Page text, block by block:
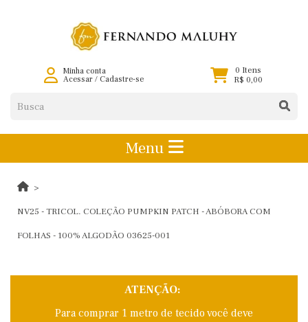
Minha conta
Acessar/ Cadastre-se
0 Itens
R$ 0,00
Menu
NV25 - TRICOL. COLEÇÃO PUMPKIN PATCH - ABÓBORA COM
FOLHAS - 100% ALGODÃO 03625-001
ATENÇÃO:
Para comprar 1 metro de tecido você deve